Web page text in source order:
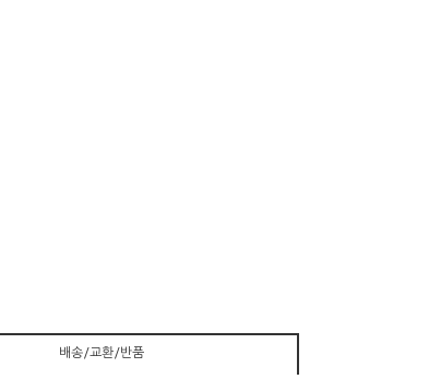
배송/교환/반품